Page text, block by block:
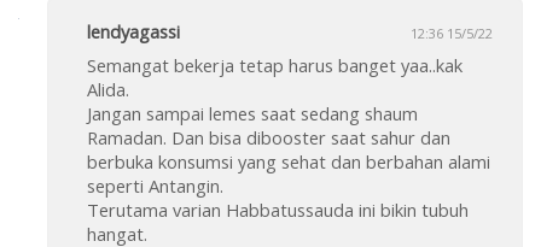
lendyagassi 12:36 15/5/22
Semangat bekerja tetap harus banget yaa..kak
Alida.
Jangan sampai lemes saat sedang shaum
Ramadan. Dan bisa dibooster saat sahur dan
berbuka konsumsi yang sehat dan berbahan alami
seperti Antangin.
Terutama varian Habbatussauda ini bikin tubuh
hangat.